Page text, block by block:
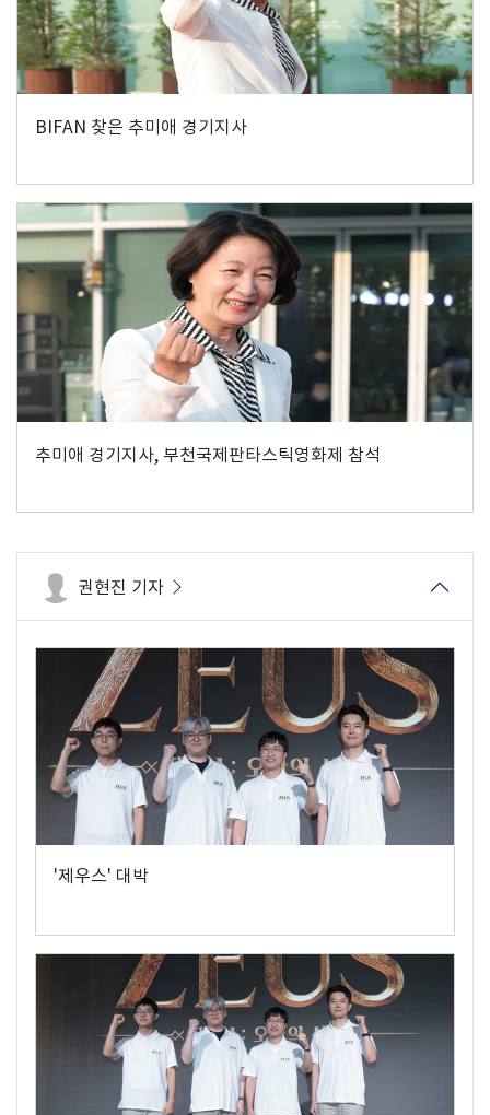
BIFAN 찾은 추미애 경기지사
추미애 경기지사, 부천국제판타스틱영화제 참석
권현진 기자
'제우스' 대박